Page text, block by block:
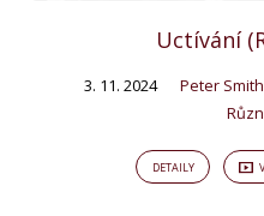
Uctívání
3. 11. 2024 Peter Smith
DETAILY